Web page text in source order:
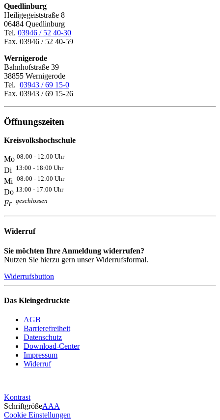
Quedlinburg
Heiligegeiststraße 8
06484 Quedlinburg
Tel. 03946 / 52 40-30
Fax. 03946 / 52 40-59
Wernigerode
Bahnhofstraße 39
38855 Wernigerode
Tel. 03943 / 69 15-0
Fax. 03943 / 69 15-26
Öffnungszeiten
Kreisvolkshochschule
Mo 08:00 - 12:00 Uhr
Di 13:00 - 18:00 Uhr
Mi 08:00 - 12:00 Uhr
Do 13:00 - 17:00 Uhr
Fr geschlossen
Widerruf
Sie möchten Ihre Anmeldung widerrufen?
Nutzen Sie hierzu gern unser Widerrufsformal.
Widerrufsbutton
Das Kleingedruckte
AGB
Barrierefreiheit
Datenschutz
Download-Center
Impressum
Widerruf
Kontrast
SchriftgrößeAAA
Cookie Einstellungen